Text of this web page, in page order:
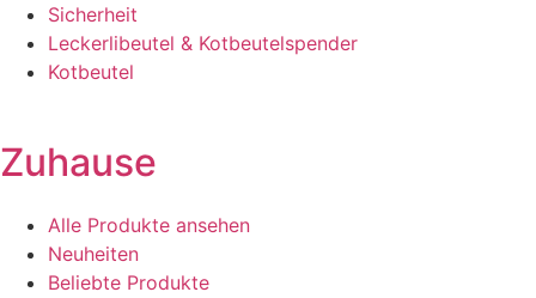
Sicherheit
Leckerlibeutel & Kotbeutelspender
Kotbeutel
Zuhause
Alle Produkte ansehen
Neuheiten
Beliebte Produkte